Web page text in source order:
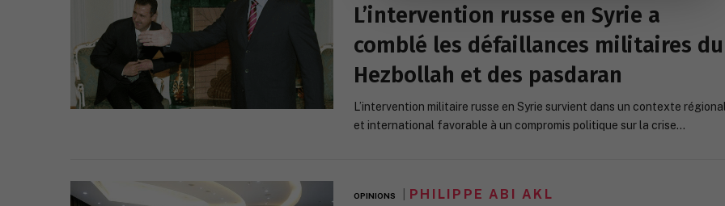
L’intervention russe en Syrie a
comblé les défaillances militaires du
Hezbollah et des pasdaran
L’intervention militaire russe en Syrie survient dans un contexte
et international favorable à un compromis politique sur la crise…
OPINIONS PHILIPPE ABI AKL